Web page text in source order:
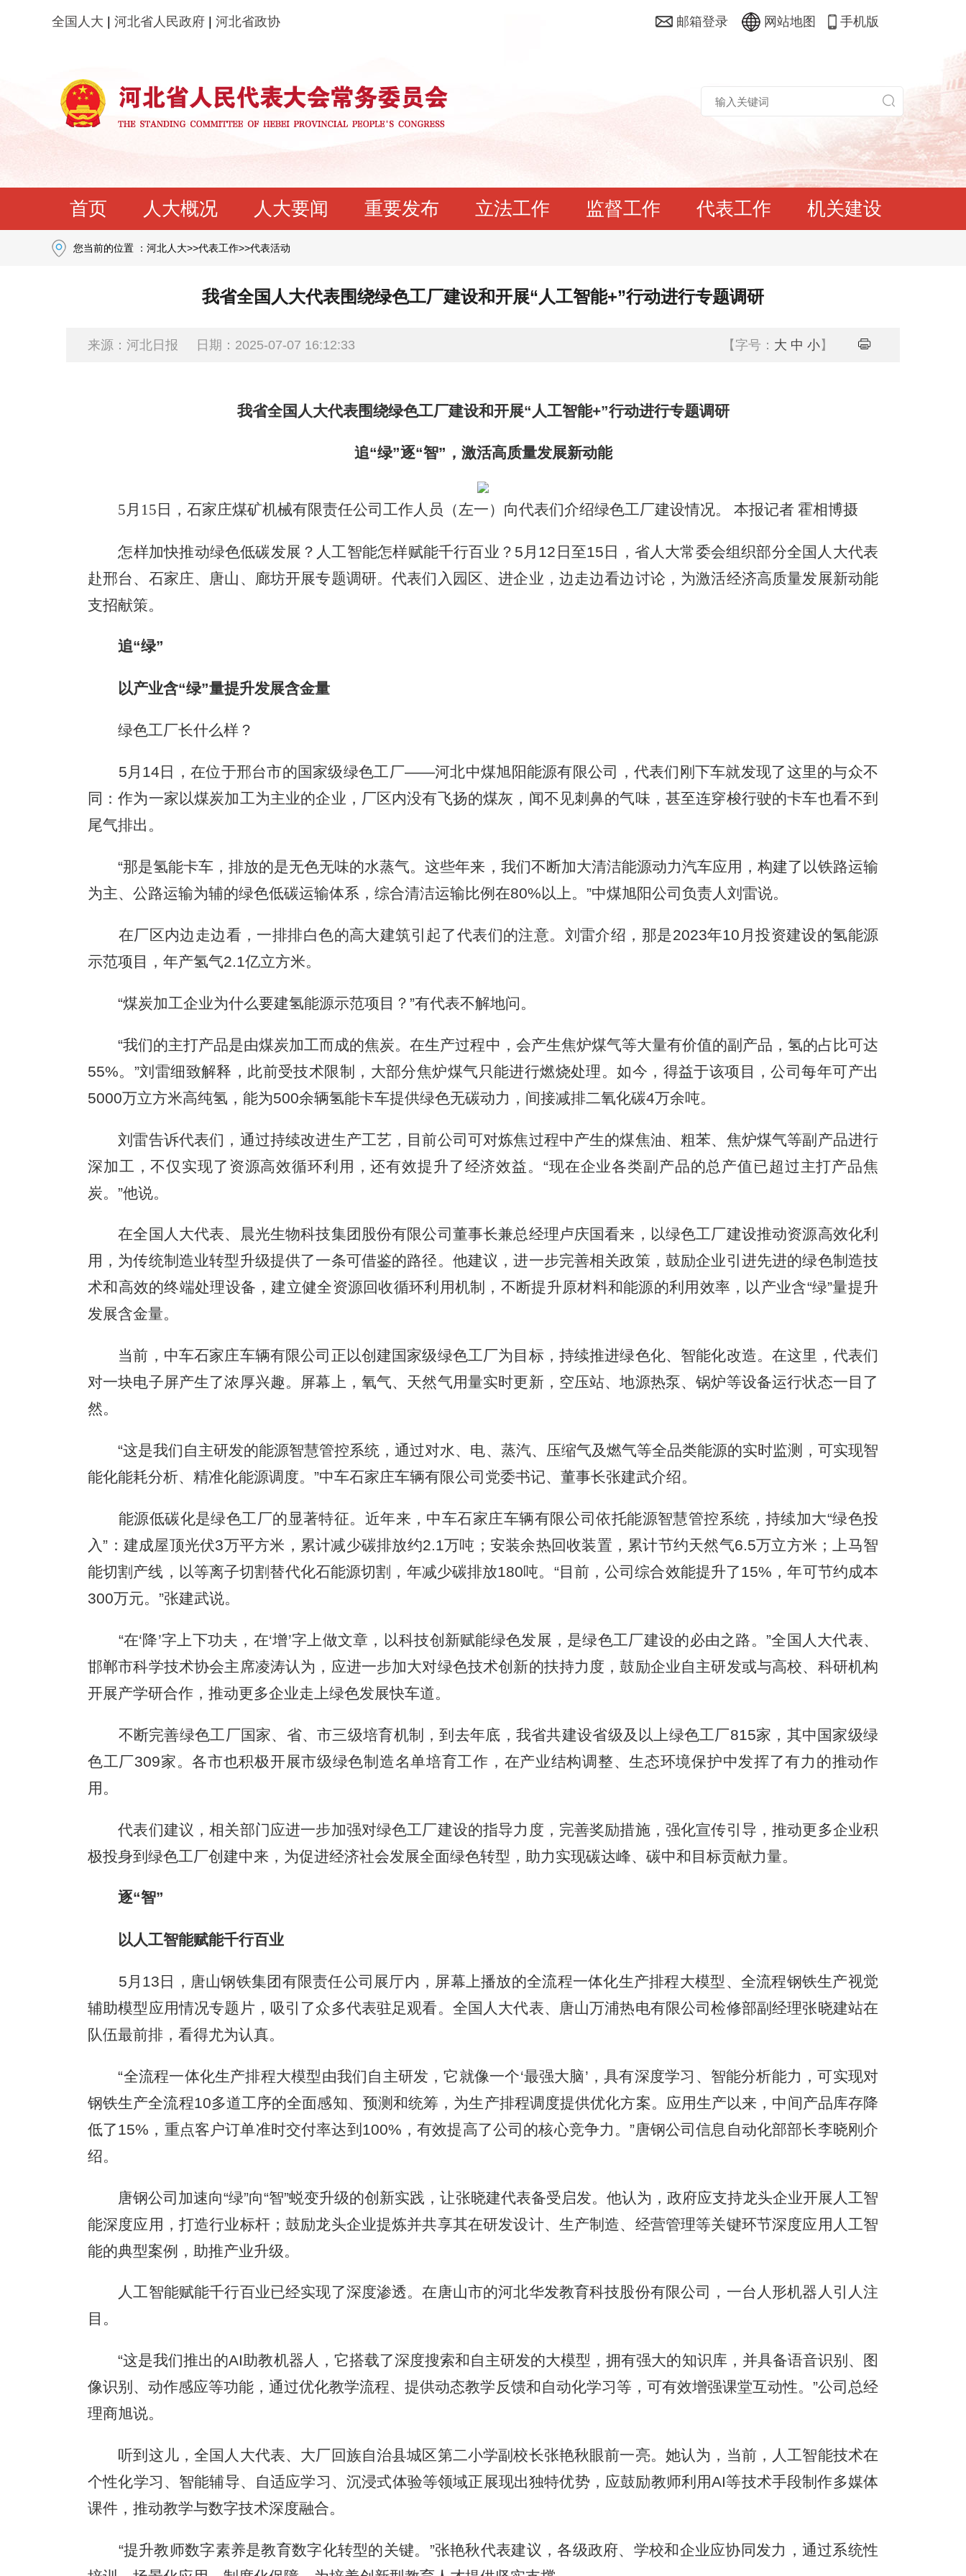
全国人大 河北省人民政府 河北省政协 邮箱登录 网站地图 手机版
首页 人大概况 人大要闻 重要发布 立法工作 监督工作 代表工作 机关建设
您当前的位置 ： 河北人大>>代表工作>>代表活动
我省全国人大代表围绕绿色工厂建设和开展“人工智能+”行动进行专题调研
来源：河北日报 日期：2025-07-07 16:12:33 【字号： 大 中 小】
我省全国人大代表围绕绿色工厂建设和开展“人工智能+”行动进行专题调研
追“绿”逐“智”，激活高质量发展新动能
5月15日，石家庄煤矿机械有限责任公司工作人员（左一）向代表们介绍绿色工厂建设情况。 本报记者 霍相博摄
怎样加快推动绿色低碳发展？人工智能怎样赋能千行百业？5月12日至15日，省人大常委会组织部分全国人大代表
赴邢台、石家庄、唐山、廊坊开展专题调研。代表们入园区、进企业，边走边看边讨论，为激活经济高质量发展新动能
支招献策。
追“绿”
以产业含“绿”量提升发展含金量
绿色工厂长什么样？
5月14日，在位于邢台市的国家级绿色工厂——河北中煤旭阳能源有限公司，代表们刚下车就发现了这里的与众不
同：作为一家以煤炭加工为主业的企业，厂区内没有飞扬的煤灰，闻不见刺鼻的气味，甚至连穿梭行驶的卡车也看不到
尾气排出。
“那是氢能卡车，排放的是无色无味的水蒸气。这些年来，我们不断加大清洁能源动力汽车应用，构建了以铁路运输
为主、公路运输为辅的绿色低碳运输体系，综合清洁运输比例在80%以上。”中煤旭阳公司负责人刘雷说。
在厂区内边走边看，一排排白色的高大建筑引起了代表们的注意。刘雷介绍，那是2023年10月投资建设的氢能源
示范项目，年产氢气2.1亿立方米。
“煤炭加工企业为什么要建氢能源示范项目？”有代表不解地问。
“我们的主打产品是由煤炭加工而成的焦炭。在生产过程中，会产生焦炉煤气等大量有价值的副产品，氢的占比可达
55%。”刘雷细致解释，此前受技术限制，大部分焦炉煤气只能进行燃烧处理。如今，得益于该项目，公司每年可产出
5000万立方米高纯氢，能为500余辆氢能卡车提供绿色无碳动力，间接减排二氧化碳4万余吨。
刘雷告诉代表们，通过持续改进生产工艺，目前公司可对炼焦过程中产生的煤焦油、粗苯、焦炉煤气等副产品进行
深加工，不仅实现了资源高效循环利用，还有效提升了经济效益。“现在企业各类副产品的总产值已超过主打产品焦
炭。”他说。
在全国人大代表、晨光生物科技集团股份有限公司董事长兼总经理卢庆国看来，以绿色工厂建设推动资源高效化利
用，为传统制造业转型升级提供了一条可借鉴的路径。他建议，进一步完善相关政策，鼓励企业引进先进的绿色制造技
术和高效的终端处理设备，建立健全资源回收循环利用机制，不断提升原材料和能源的利用效率，以产业含“绿”量提升
发展含金量。
当前，中车石家庄车辆有限公司正以创建国家级绿色工厂为目标，持续推进绿色化、智能化改造。在这里，代表们
对一块电子屏产生了浓厚兴趣。屏幕上，氧气、天然气用量实时更新，空压站、地源热泵、锅炉等设备运行状态一目了
然。
“这是我们自主研发的能源智慧管控系统，通过对水、电、蒸汽、压缩气及燃气等全品类能源的实时监测，可实现智
能化能耗分析、精准化能源调度。”中车石家庄车辆有限公司党委书记、董事长张建武介绍。
能源低碳化是绿色工厂的显著特征。近年来，中车石家庄车辆有限公司依托能源智慧管控系统，持续加大“绿色投
入”：建成屋顶光伏3万平方米，累计减少碳排放约2.1万吨；安装余热回收装置，累计节约天然气6.5万立方米；上马智
能切割产线，以等离子切割替代化石能源切割，年减少碳排放180吨。“目前，公司综合效能提升了15%，年可节约成本
300万元。”张建武说。
“在‘降’字上下功夫，在‘增’字上做文章，以科技创新赋能绿色发展，是绿色工厂建设的必由之路。”全国人大代表、
邯郸市科学技术协会主席凌涛认为，应进一步加大对绿色技术创新的扶持力度，鼓励企业自主研发或与高校、科研机构
开展产学研合作，推动更多企业走上绿色发展快车道。
不断完善绿色工厂国家、省、市三级培育机制，到去年底，我省共建设省级及以上绿色工厂815家，其中国家级绿
色工厂309家。各市也积极开展市级绿色制造名单培育工作，在产业结构调整、生态环境保护中发挥了有力的推动作
用。
代表们建议，相关部门应进一步加强对绿色工厂建设的指导力度，完善奖励措施，强化宣传引导，推动更多企业积
极投身到绿色工厂创建中来，为促进经济社会发展全面绿色转型，助力实现碳达峰、碳中和目标贡献力量。
逐“智”
以人工智能赋能千行百业
5月13日，唐山钢铁集团有限责任公司展厅内，屏幕上播放的全流程一体化生产排程大模型、全流程钢铁生产视觉
辅助模型应用情况专题片，吸引了众多代表驻足观看。全国人大代表、唐山万浦热电有限公司检修部副经理张晓建站在
队伍最前排，看得尤为认真。
“全流程一体化生产排程大模型由我们自主研发，它就像一个‘最强大脑’，具有深度学习、智能分析能力，可实现对
钢铁生产全流程10多道工序的全面感知、预测和统筹，为生产排程调度提供优化方案。应用生产以来，中间产品库存降
低了15%，重点客户订单准时交付率达到100%，有效提高了公司的核心竞争力。”唐钢公司信息自动化部部长李晓刚介
绍。
唐钢公司加速向“绿”向“智”蜕变升级的创新实践，让张晓建代表备受启发。他认为，政府应支持龙头企业开展人工智
能深度应用，打造行业标杆；鼓励龙头企业提炼并共享其在研发设计、生产制造、经营管理等关键环节深度应用人工智
能的典型案例，助推产业升级。
人工智能赋能千行百业已经实现了深度渗透。在唐山市的河北华发教育科技股份有限公司，一台人形机器人引人注
目。
“这是我们推出的AI助教机器人，它搭载了深度搜索和自主研发的大模型，拥有强大的知识库，并具备语音识别、图
像识别、动作感应等功能，通过优化教学流程、提供动态教学反馈和自动化学习等，可有效增强课堂互动性。”公司总经
理商旭说。
听到这儿，全国人大代表、大厂回族自治县城区第二小学副校长张艳秋眼前一亮。她认为，当前，人工智能技术在
个性化学习、智能辅导、自适应学习、沉浸式体验等领域正展现出独特优势，应鼓励教师利用AI等技术手段制作多媒体
课件，推动教学与数字技术深度融合。
“提升教师数字素养是教育数字化转型的关键。”张艳秋代表建议，各级政府、学校和企业应协同发力，通过系统性